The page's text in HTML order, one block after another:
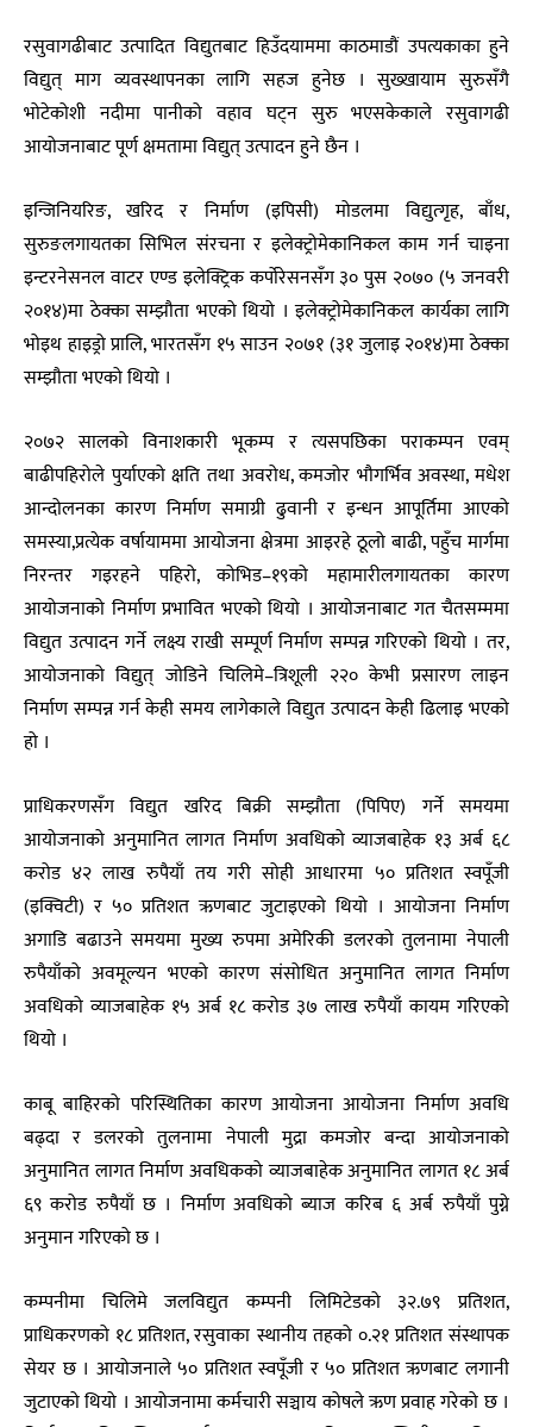
रसुवागढीबाट उत्पादित विद्युतबाट हिउँदयाममा काठमाडौं उपत्यकाका हुने
विद्युत् माग व्यवस्थापनका लागि सहज हुनेछ । सुख्खायाम सुरुसँगै
भोटेकोशी नदीमा पानीको वहाव घट्न सुरु भएसकेकाले रसुवागढी
आयोजनाबाट पूर्ण क्षमतामा विद्युत् उत्पादन हुने छैन ।
इन्जिनियरिङ, खरिद र निर्माण (इपिसी) मोडलमा विद्युत्गृह, बाँध,
सुरुङलगायतका सिभिल संरचना र इलेक्ट्रोमेकानिकल काम गर्न चाइना
इन्टरनेसनल वाटर एण्ड इलेक्ट्रिक कर्पोरेसनसँग ३० पुस २०७० (५ जनवरी
२०१४)मा ठेक्का सम्झौता भएको थियो । इलेक्ट्रोमेकानिकल कार्यका लागि
भोइथ हाइड्रो प्रालि, भारतसँग १५ साउन २०७१ (३१ जुलाइ २०१४)मा ठेक्का
सम्झौता भएको थियो ।
२०७२ सालको विनाशकारी भूकम्प र त्यसपछिका पराकम्पन एवम्
बाढीपहिरोले पुर्याएको क्षति तथा अवरोध, कमजोर भौगर्भिव अवस्था, मधेश
आन्दोलनका कारण निर्माण समाग्री ढुवानी र इन्धन आपूर्तिमा आएको
समस्या,प्रत्येक वर्षायाममा आयोजना क्षेत्रमा आइरहे ठूलो बाढी, पहुँच मार्गमा
निरन्तर गइरहने पहिरो, कोभिड–१९को महामारीलगायतका कारण
आयोजनाको निर्माण प्रभावित भएको थियो । आयोजनाबाट गत चैतसम्ममा
विद्युत उत्पादन गर्ने लक्ष्य राखी सम्पूर्ण निर्माण सम्पन्न गरिएको थियो । तर,
आयोजनाको विद्युत् जोडिने चिलिमे–त्रिशूली २२० केभी प्रसारण लाइन
निर्माण सम्पन्न गर्न केही समय लागेकाले विद्युत उत्पादन केही ढिलाइ भएको
हो ।
प्राधिकरणसँग विद्युत खरिद बिक्री सम्झौता (पिपिए) गर्ने समयमा
आयोजनाको अनुमानित लागत निर्माण अवधिको व्याजबाहेक १३ अर्ब ६८
करोड ४२ लाख रुपैयाँ तय गरी सोही आधारमा ५० प्रतिशत स्वपूँजी
(इक्विटी) र ५० प्रतिशत ऋणबाट जुटाइएको थियो । आयोजना निर्माण
अगाडि बढाउने समयमा मुख्य रुपमा अमेरिकी डलरको तुलनामा नेपाली
रुपैयाँको अवमूल्यन भएको कारण संसोधित अनुमानित लागत निर्माण
अवधिको व्याजबाहेक १५ अर्ब १८ करोड ३७ लाख रुपैयाँ कायम गरिएको
थियो ।
काबू बाहिरको परिस्थितिका कारण आयोजना आयोजना निर्माण अवधि
बढ्दा र डलरको तुलनामा नेपाली मुद्रा कमजोर बन्दा आयोजनाको
अनुमानित लागत निर्माण अवधिकको व्याजबाहेक अनुमानित लागत १८ अर्ब
६९ करोड रुपैयाँ छ । निर्माण अवधिको ब्याज करिब ६ अर्ब रुपैयाँ पुग्ने
अनुमान गरिएको छ ।
कम्पनीमा चिलिमे जलविद्युत कम्पनी लिमिटेडको ३२.७९ प्रतिशत,
प्राधिकरणको १८ प्रतिशत, रसुवाका स्थानीय तहको ०.२१ प्रतिशत संस्थापक
सेयर छ । आयोजनाले ५० प्रतिशत स्वपूँजी र ५० प्रतिशत ऋणबाट लगानी
जुटाएको थियो । आयोजनामा कर्मचारी सञ्चाय कोषले ऋण प्रवाह गरेको छ ।